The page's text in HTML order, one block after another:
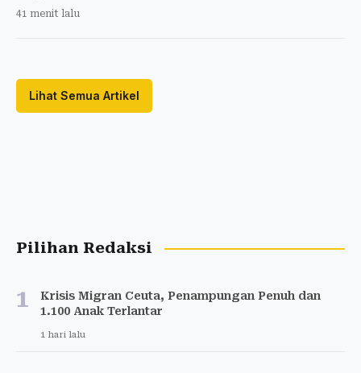
41 menit lalu
Lihat Semua Artikel
Pilihan Redaksi
1
Krisis Migran Ceuta, Penampungan Penuh dan
1.100 Anak Terlantar
1 hari lalu